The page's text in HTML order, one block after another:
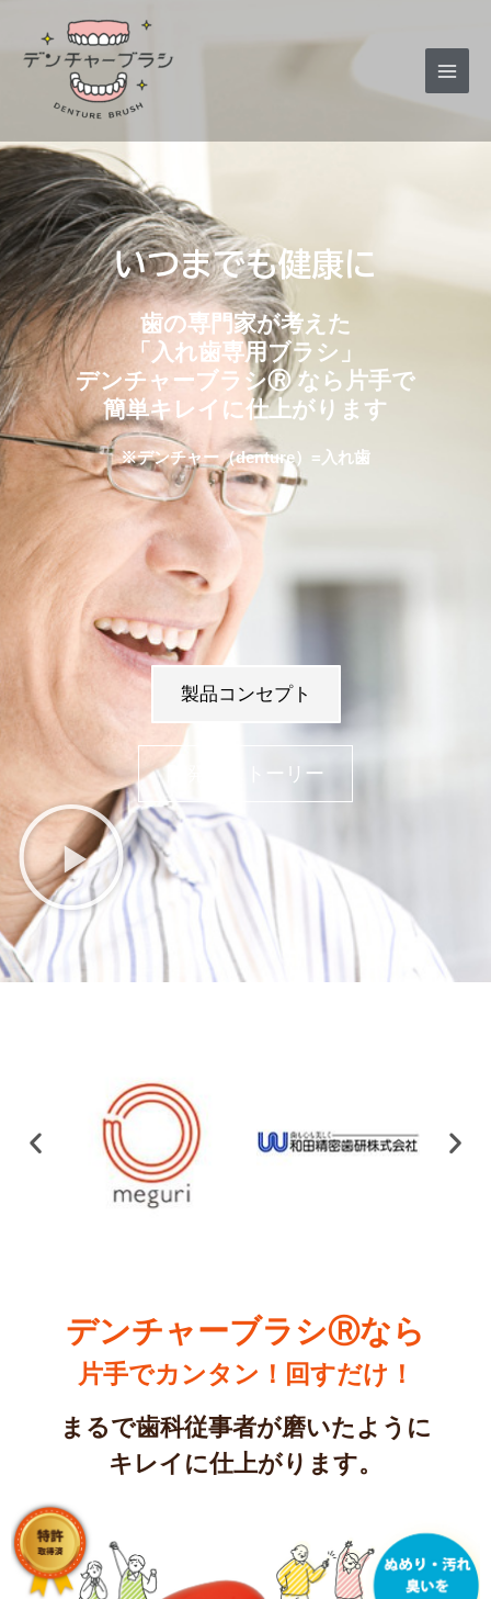
Menu
いつまでも健康に
歯の専門家が考えた
「入れ歯専用ブラシ」
デンチャーブラシⓇ なら片手で
簡単キレイに仕上がります
※デンチャー（denture）=入れ歯
製品コンセプト
開発者ストーリー
デンチャーブラシⓇなら
片手でカンタン！回すだけ！
まるで歯科従事者が磨いたように
キレイに仕上がります。